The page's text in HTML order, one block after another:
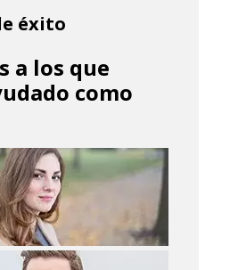
éxito
a los que
como